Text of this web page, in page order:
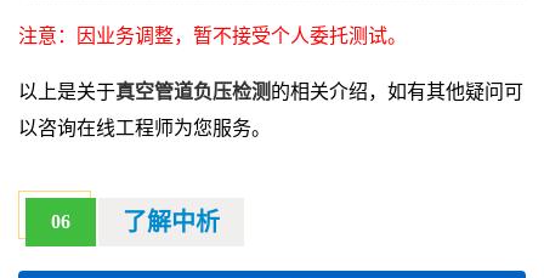
注意：因业务调整，暂不接受个人委托测试。
以上是关于真空管道负压检测 的相关介绍，如有其他疑问可
以咨询在线工程师为您服务。
06 了解中析